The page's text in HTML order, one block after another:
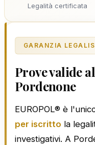
Legalità certificata
GARANZIA LEGALIS
Prove valide
Pordenone
EUROPOL® è
per iscritto la
investigativi. A